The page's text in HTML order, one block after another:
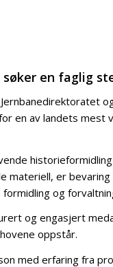
en faglig
en av landets mest
materiell, er
og
og engasjert
oppstår.
med erfaring fra